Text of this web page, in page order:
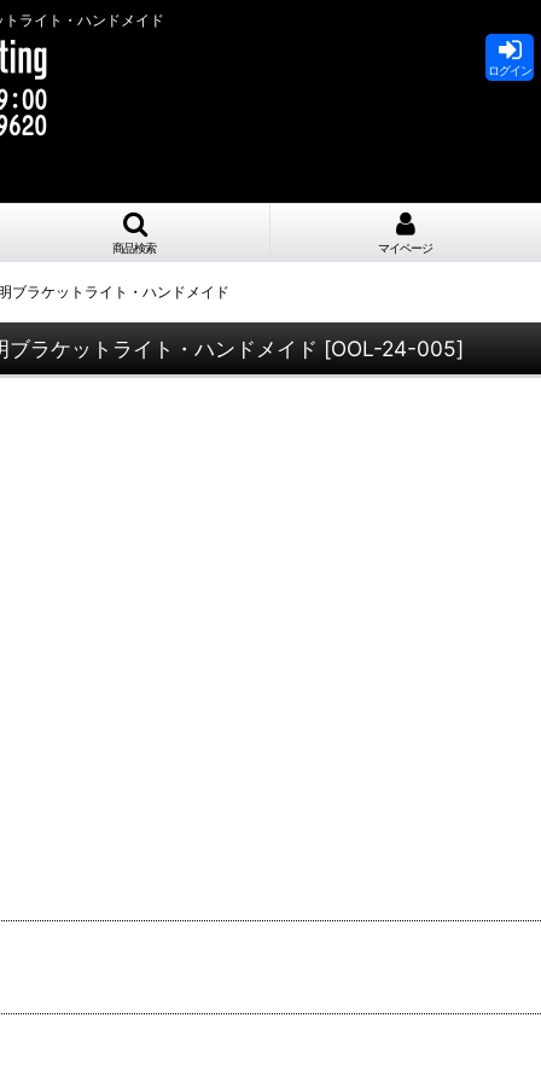
ライト・ハンドメイド
ログイン
商品検索 マイページ
ブラケットライト・ハンドメイド
ラケットライト・ハンドメイド [OOL-24-005]